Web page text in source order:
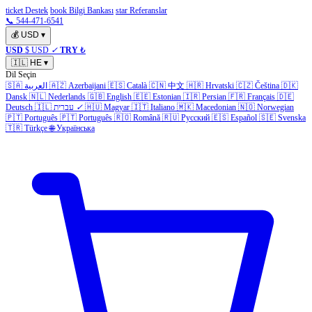
ticket Destek book Bilgi Bankası star Referanslar
📞 544-471-6541
💰 USD ▾
USD $ USD ✓ TRY ₺
🇮🇱 HE ▾
Dil Seçin
🇸🇦 العربية 🇦🇿 Azerbaijani 🇪🇸 Català 🇨🇳 中文 🇭🇷 Hrvatski 🇨🇿 Čeština 🇩🇰
Dansk 🇳🇱 Nederlands 🇬🇧 English 🇪🇪 Estonian 🇮🇷 Persian 🇫🇷 Français 🇩🇪
Deutsch 🇮🇱 עברית ✓ 🇭🇺 Magyar 🇮🇹 Italiano 🇲🇰 Macedonian 🇳🇴 Norwegian
🇵🇹 Português 🇵🇹 Português 🇷🇴 Română 🇷🇺 Русский 🇪🇸 Español 🇸🇪 Svenska
🇹🇷 Türkçe 🌐 Українська